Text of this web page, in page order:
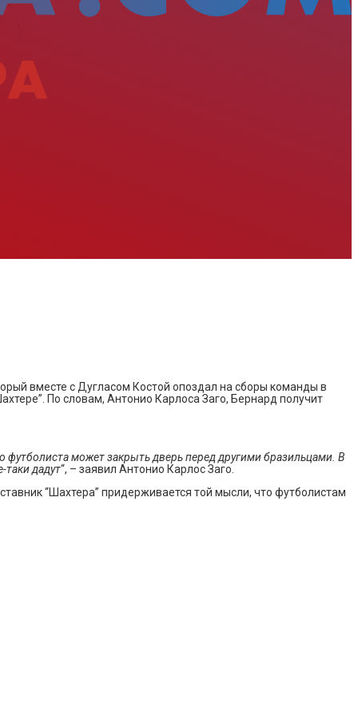
вместе с Дугласом Костой опоздал на сборы команды в
По словам, Антонио Карлоса Заго, Бернард получит
может закрыть дверь перед другими бразильцами. В
таки дадут“, – заявил Антонио Карлос Заго.
“Шахтера” придерживается той мысли, что футболистам